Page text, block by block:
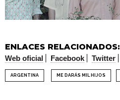
ENLACES RELACIONADOS:
Web oficial Facebook Twitter
ARGENTINA ME DARÁS MIL HIJOS